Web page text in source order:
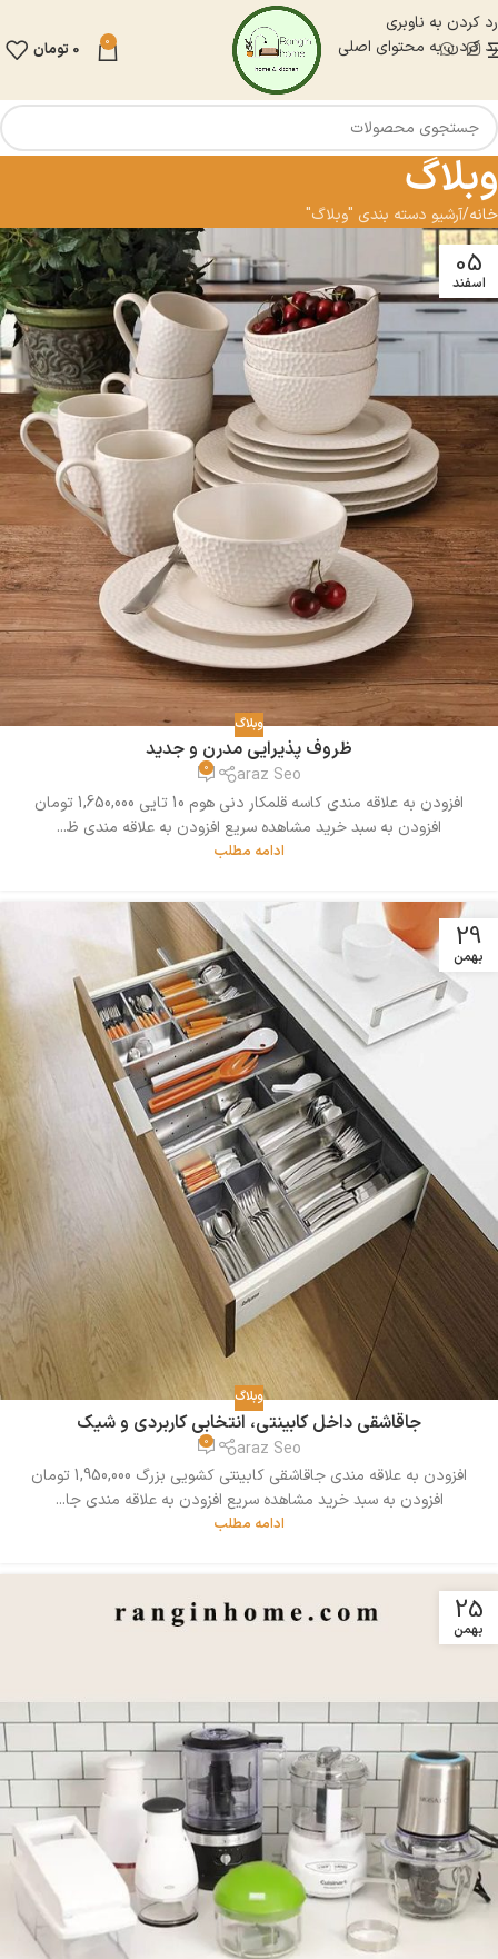
رد کردن به ناوبری
رد کردن به محتوای اصلی
0
0 تومان
وبلاگ
خانه آرشیو دسته بندی "وبلاگ"
05
اسفند
وبلاگ
ظروف پذیرایی مدرن و جدید
araz Seo
0
افزودن به علاقه مندی کاسه قلمکار دنی هوم 10 تایی 1,650,000 تومان
افزودن به سبد خرید مشاهده سریع افزودن به علاقه مندی ظ...
ادامه مطلب
29
بهمن
وبلاگ
جاقاشقی داخل کابینتی، انتخابی کاربردی و شیک
araz Seo
0
افزودن به علاقه مندی جاقاشقی کابینتی کشویی بزرگ 1,950,000 تومان
افزودن به سبد خرید مشاهده سریع افزودن به علاقه مندی جا...
ادامه مطلب
25
بهمن